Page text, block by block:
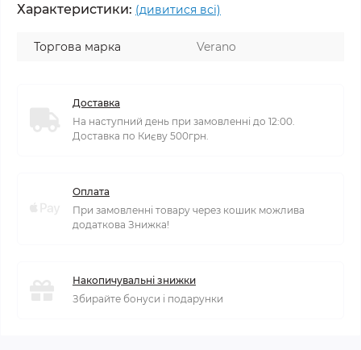
Характеристики: (дивитися всі)
Торгова марка Verano
Доставка
На наступний день при замовленні до 12:00.
Доставка по Києву 500грн.
Оплата
При замовленні товару через кошик можлива
додаткова Знижка!
Накопичувальні знижки
Збирайте бонуси і подарунки